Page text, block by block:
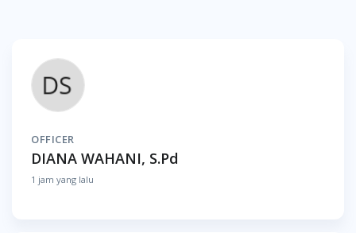
OFFICER
DIANA WAHANI, S.Pd
1 jam yang lalu